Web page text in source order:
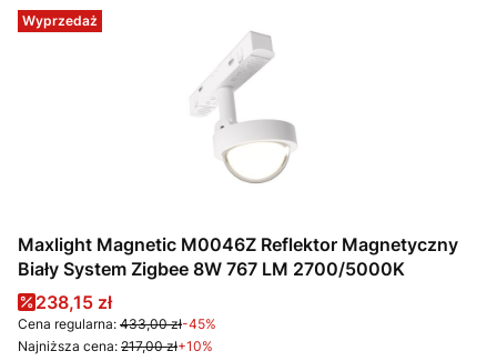
Wyprzedaż
Maxlight Magnetic M0046Z Reflektor Magnetyczny
Biały System Zigbee 8W 767 LM 2700/5000K
Cena promocyjna
238,15 zł
Cena regularna: 433,00 zł-45%
Najniższa cena: 217,00 zł+10%